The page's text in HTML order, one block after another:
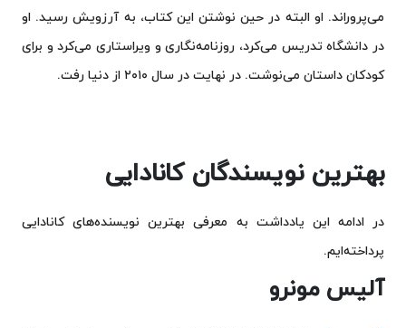
می‌پروراند. او البته در حین نوشتن این کتاب، به آرزویش رسید. او
در دانشگاه تدریس می‌کرد، روزنامه‌نگاری و ویراستاری می‌کرد و برای
کودکان داستان می‌نوشت. در نهایت در سال ۲۰۱۰ از دنیا رفت.
بهترین نویسندگان کانادایی
در ادامه این یادداشت به معرفی بهترین نویسنده‌های کانادایی
پرداخته‌ایم.
آلیس مونرو